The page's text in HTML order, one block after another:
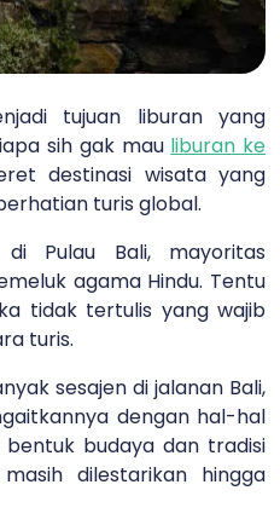
tujuan liburan yang
sih gak mau liburan ke
destinasi wisata yang
turis global.
Pulau Bali, mayoritas
agama Hindu. Tentu
tidak tertulis yang wajib
turis.
sesajen di jalanan Bali,
dengan hal-hal
bentuk budaya dan tradisi
dilestarikan hingga